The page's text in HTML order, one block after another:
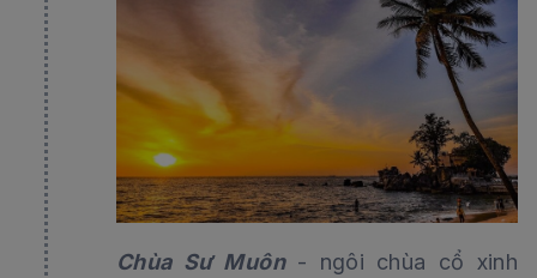
Chùa Sư Muôn- ngôi chùa cổ xinh